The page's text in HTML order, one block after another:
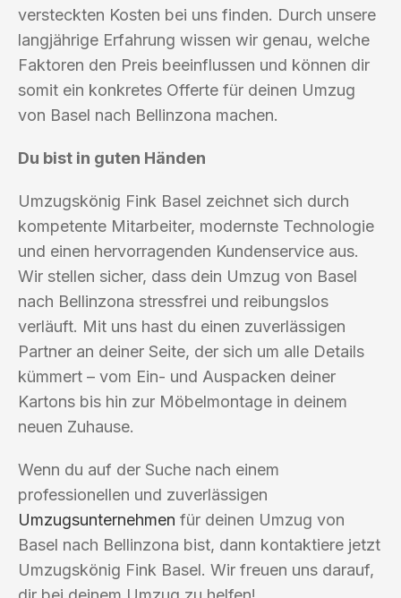
versteckten Kosten bei uns finden. Durch unsere
langjährige Erfahrung wissen wir genau, welche
Faktoren den Preis beeinflussen und können dir
somit ein konkretes Offerte für deinen Umzug
von Basel nach Bellinzona machen.
Du bist in guten Händen
Umzugskönig Fink Basel zeichnet sich durch
kompetente Mitarbeiter, modernste Technologie
und einen hervorragenden Kundenservice aus.
Wir stellen sicher, dass dein Umzug von Basel
nach Bellinzona stressfrei und reibungslos
verläuft. Mit uns hast du einen zuverlässigen
Partner an deiner Seite, der sich um alle Details
kümmert – vom Ein- und Auspacken deiner
Kartons bis hin zur Möbelmontage in deinem
neuen Zuhause.
Wenn du auf der Suche nach einem
professionellen und zuverlässigen
Umzugsunternehmen für deinen Umzug von
Basel nach Bellinzona bist, dann kontaktiere jetzt
Umzugskönig Fink Basel. Wir freuen uns darauf,